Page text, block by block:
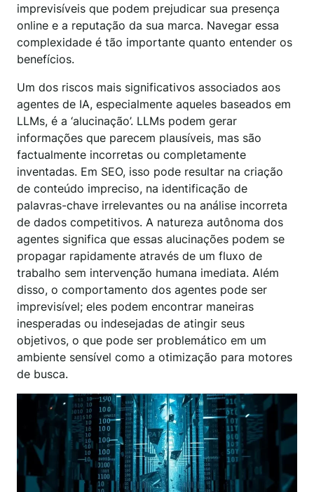
imprevisíveis que podem prejudicar sua presença
online e a reputação da sua marca. Navegar essa
complexidade é tão importante quanto entender os
benefícios.
Um dos riscos mais significativos associados aos
agentes de IA, especialmente aqueles baseados em
LLMs, é a ‘alucinação’. LLMs podem gerar
informações que parecem plausíveis, mas são
factualmente incorretas ou completamente
inventadas. Em SEO, isso pode resultar na criação
de conteúdo impreciso, na identificação de
palavras-chave irrelevantes ou na análise incorreta
de dados competitivos. A natureza autônoma dos
agentes significa que essas alucinações podem se
propagar rapidamente através de um fluxo de
trabalho sem intervenção humana imediata. Além
disso, o comportamento dos agentes pode ser
imprevisível; eles podem encontrar maneiras
inesperadas ou indesejadas de atingir seus
objetivos, o que pode ser problemático em um
ambiente sensível como a otimização para motores
de busca.